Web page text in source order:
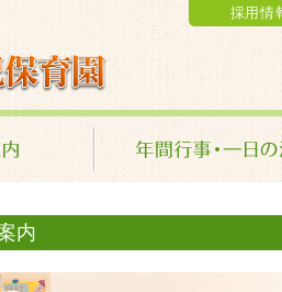
校法人 金光学園
採用情
内